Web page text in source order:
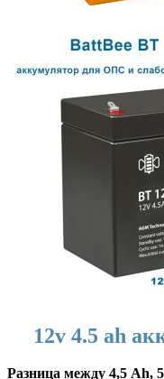
12v 4.5 ah
Разница между 4,5 Ah,